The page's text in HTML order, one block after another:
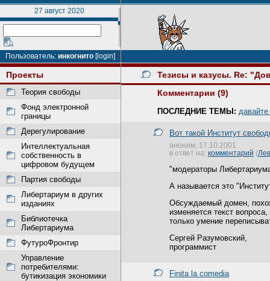
27 август 2020
Пользователь: инкогнито [login]
Проекты
Теория свободы
Фонд электронной
границы
Дерегулирование
Интеллектуальная
собственность в
цифровом будущем
Партия свободы
Либертариум в других
изданиях
Библиотечка
Либертариума
ФутуроФронтир
Управление
потребителями:
бутикизация экономики
Тезисы и казусы. Re:
Комментарии (9)
ПОСЛЕДНИЕ ТЕМЫ:
Вот такой Институт
аноним, 17.10.2001
в ответ на: комментарий (
"модераторы
А называется это
Обсуждаемый домен,
изменяется текст
только умение
Сергей Разумовский,
программист
Finita la comedia